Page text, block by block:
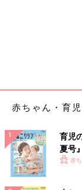
赤ちゃん・育
育児
夏号
いっ
赤